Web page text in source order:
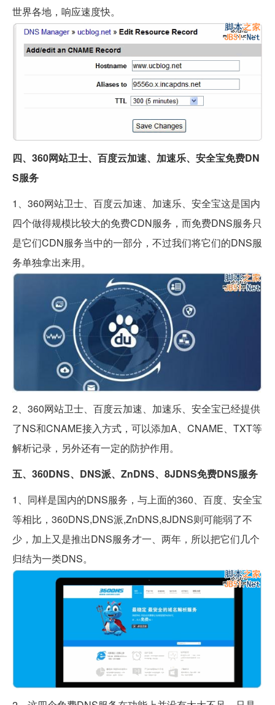
世界各地，响应速度快。
四、360网站卫士、百度云加速、加速乐、安全宝免费DN
S服务
1、360网站卫士、百度云加速、加速乐、安全宝这是国内
四个做得规模比较大的免费CDN服务，而免费DNS服务只
是它们CDN服务当中的一部分，不过我们将它们的DNS服
务单独拿出来用。
2、360网站卫士、百度云加速、加速乐、安全宝已经提供
了NS和CNAME接入方式，可以添加A、CNAME、TXT等
解析记录，另外还有一定的防护作用。
五、360DNS、DNS派、ZnDNS、8JDNS免费DNS服务
1、同样是国内的DNS服务，与上面的360、百度、安全宝
等相比，360DNS,DNS派,ZnDNS,8JDNS则可能弱了不
少，加上又是推出DNS服务才一、两年，所以把它们几个
归结为一类DNS。